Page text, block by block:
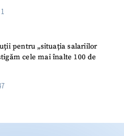
pentru „situația salariilor
cele mai înalte 100 de